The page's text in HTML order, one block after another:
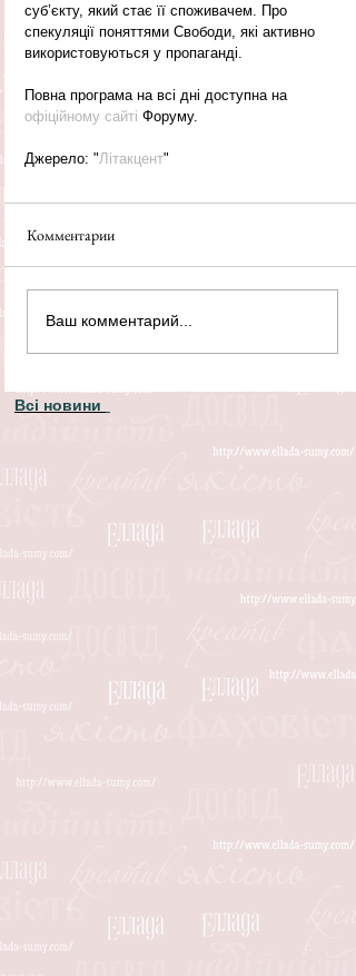
суб’єкту, який стає її споживачем. Про
спекуляції поняттями Свободи, які активно
використовуються у пропаганді.
Повна програма на всі дні доступна на
офіційному сайті Форуму.
Джерело: "Літакцент"
Комментарии
Ваш комментарий...
Всі новини